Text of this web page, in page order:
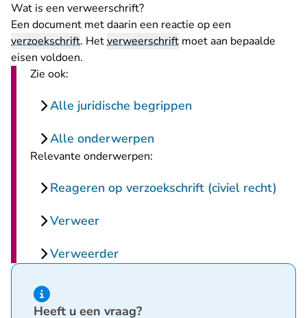
Wat is een verweerschrift?
Een document met daarin een reactie op een
verzoekschrift. Hetverweerschrift moet aan bepaalde
eisen voldoen.
Zie ook:
Alle juridische begrippen
Alle onderwerpen
Relevante onderwerpen:
Reageren op verzoekschrift (civiel recht)
Verweer
Verweerder
Hint van type informatie
Heeft u een vraag?